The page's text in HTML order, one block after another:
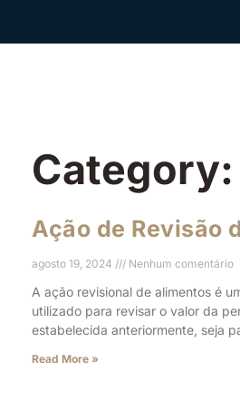
Ação de Revisão
agosto 19, 2024 Nenhum comentário
A ação revisional de alimentos é
utilizado para revisar o valor da
estabelecida anteriormente, seja
Read More »